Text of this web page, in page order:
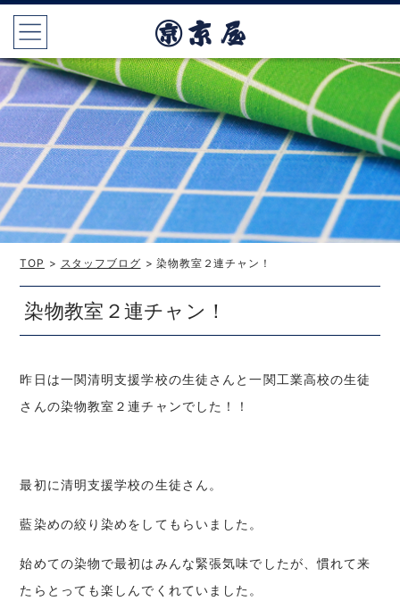
TOP > スタッフブログ > 染物教室２連チャン！
染物教室２連チャン！
昨日は一関清明支援学校の生徒さんと一関工業高校の生徒
さんの染物教室２連チャンでした！！
最初に清明支援学校の生徒さん。
藍染めの絞り染めをしてもらいました。
始めての染物で最初はみんな緊張気味でしたが、慣れて来
たらとっても楽しんでくれていました。